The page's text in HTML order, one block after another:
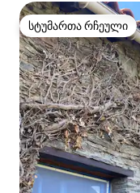
სტუმართა რჩეული
სტუმართა რჩეული